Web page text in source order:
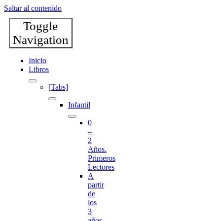
Saltar al contenido
Toggle
Navigation
Inicio
Libros
[Tabs]
Infantil
0
–
2
Años.
Primeros
Lectores
A
partir
de
los
3